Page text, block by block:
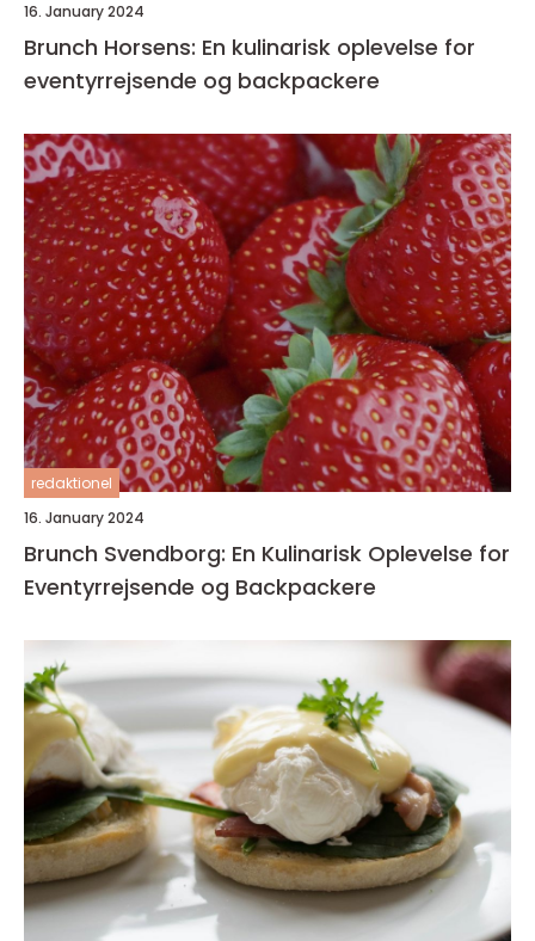
16. January 2024
Brunch Horsens: En kulinarisk oplevelse for
eventyrrejsende og backpackere
redaktionel
16. January 2024
Brunch Svendborg: En Kulinarisk Oplevelse for
Eventyrrejsende og Backpackere